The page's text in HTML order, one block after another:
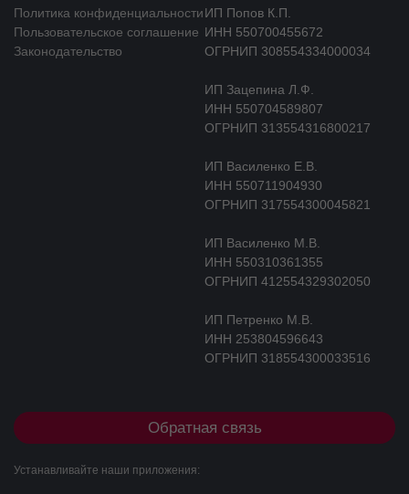
Политика конфиденциальности
Пользовательское соглашение
Законодательство
ИП Попов К.П.
ИНН 550700455672
ОГРНИП 308554334000034
ИП Зацепина Л.Ф.
ИНН 550704589807
ОГРНИП 313554316800217
ИП Василенко Е.В.
ИНН 550711904930
ОГРНИП 317554300045821
ИП Василенко М.В.
ИНН 550310361355
ОГРНИП 412554329302050
ИП Петренко М.В.
ИНН 253804596643
ОГРНИП 318554300033516
Обратная связь
Устанавливайте наши приложения: